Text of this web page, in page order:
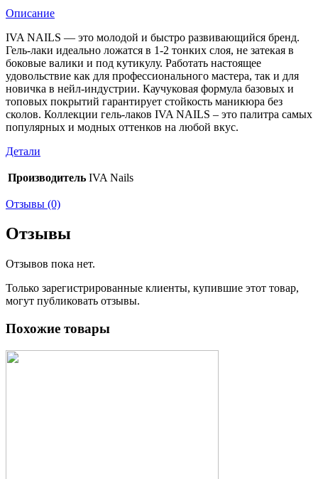
Описание
IVA NAILS — это молодой и быстро развивающийся бренд.
Гель-лаки идеально ложатся в 1-2 тонких слоя, не затекая в
боковые валики и под кутикулу. Работать настоящее
удовольствие как для профессионального мастера, так и для
новичка в нейл-индустрии. Каучуковая формула базовых и
топовых покрытий гарантирует стойкость маникюра без
сколов. Коллекции гель-лаков IVA NAILS – это палитра самых
популярных и модных оттенков на любой вкус.
Детали
Производитель IVA Nails
Отзывы (0)
Отзывы
Отзывов пока нет.
Только зарегистрированные клиенты, купившие этот товар,
могут публиковать отзывы.
Похожие товары